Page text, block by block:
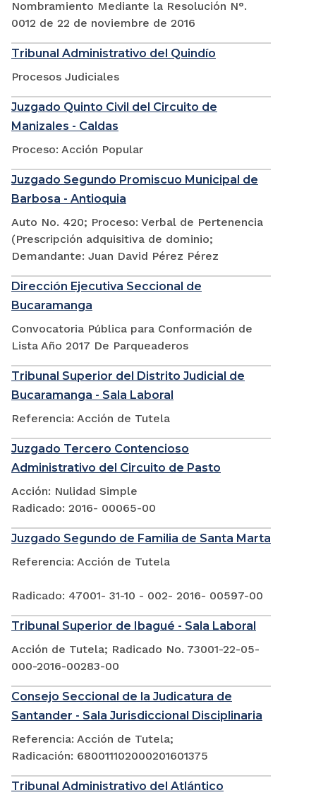
Nombramiento Mediante la Resolución N°.
0012 de 22 de noviembre de 2016
Tribunal Administrativo del Quindío
Procesos Judiciales
Juzgado Quinto Civil del Circuito de
Manizales - Caldas
Proceso: Acción Popular
Juzgado Segundo Promiscuo Municipal de
Barbosa - Antioquia
Auto No. 420; Proceso: Verbal de Pertenencia
(Prescripción adquisitiva de dominio;
Demandante: Juan David Pérez Pérez
Dirección Ejecutiva Seccional de
Bucaramanga
Convocatoria Pública para Conformación de
Lista Año 2017 De Parqueaderos
Tribunal Superior del Distrito Judicial de
Bucaramanga - Sala Laboral
Referencia: Acción de Tutela
Juzgado Tercero Contencioso
Administrativo del Circuito de Pasto
Acción: Nulidad Simple
Radicado: 2016- 00065-00
Juzgado Segundo de Familia de Santa Marta
Referencia: Acción de Tutela
Radicado: 47001- 31-10 - 002- 2016- 00597-00
Tribunal Superior de Ibagué - Sala Laboral
Acción de Tutela; Radicado No. 73001-22-05-
000-2016-00283-00
Consejo Seccional de la Judicatura de
Santander - Sala Jurisdiccional Disciplinaria
Referencia: Acción de Tutela;
Radicación: 680011102000201601375
Tribunal Administrativo del Atlántico